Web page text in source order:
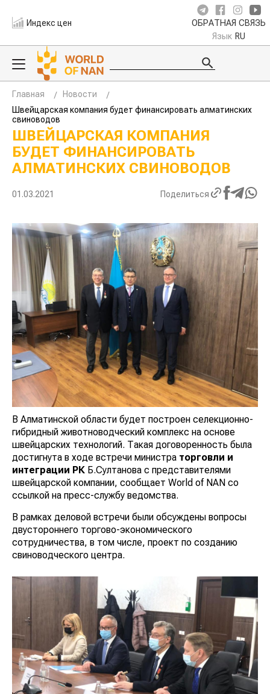
Индекс цен ОБРАТНАЯ СВЯЗЬ
Язык RU
Главная
Новости
Швейцарская компания будет финансировать алматинских
свиноводов
ШВЕЙЦАРСКАЯ КОМПАНИЯ
БУДЕТ ФИНАНСИРОВАТЬ
АЛМАТИНСКИХ СВИНОВОДОВ
01.03.2021 Поделиться
В Алматинской области будет построен селекционно-
гибридный животноводческий комплекс на основе
швейцарских технологий. Такая договоренность была
достигнута в ходе встречи министра торговли и
интеграции РК Б.Султанова с представителями
швейцарской компании, сообщает World of NAN со
ссылкой на пресс-службу ведомства.
В рамках деловой встречи были обсуждены вопросы
двустороннего торгово-экономического
сотрудничества, в том числе, проект по созданию
свиноводческого центра.